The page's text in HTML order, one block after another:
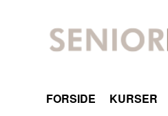
FORSIDE KURSER